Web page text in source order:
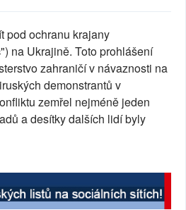
pod ochranu krajany
na Ukrajině. Toto prohlášení
zahraničí v návaznosti na
demonstrantů v
zemřel nejméně jeden
a desítky dalších lidí byly